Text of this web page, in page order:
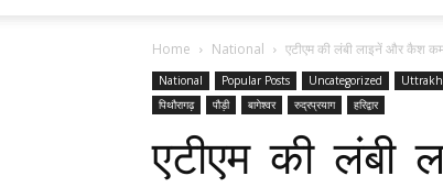
Home National एटीएम की लंबी लाइनें और कैश
National Popular Posts Uncategorized
पिथौरागढ़
पौड़ी बागेश्वर रुद्रप्रयाग हरिद्वार
एटीएम की